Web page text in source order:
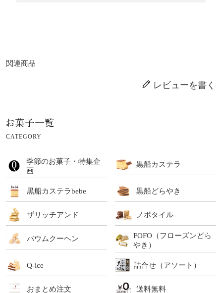
関連商品
レビューを書く
CATEGORY
季節のお菓子・特集企
画
黒船カステラ
黒船カステラbebe 黒船どらやき
ザリッチアンド ノボタイル
バウムクーヘン
FOFO（フローズンどら
やき）
Q-ice 詰合せ（アソート）
おまとめ注文 送料無料